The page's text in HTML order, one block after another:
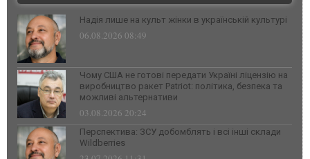
Надія лише на культ жінки в українській культурі
06.08.2026 08:49
Чому США не готові передати Україні ліцензію на
виробництво ракет Patriot: політика, безпека та
можливі альтернативи
03.08.2026 20:24
Перспектива: ЗСУ добомблять і всі інші склади
Wildberries